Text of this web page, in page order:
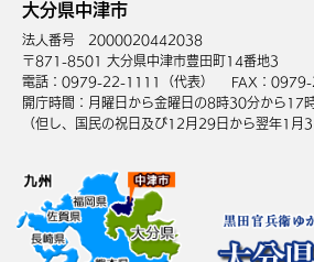
サイトマップ
中津市へのアクセス
大分県中津市
法人番号 2000020442038
〒871-8501 大分県中津市豊田町14番地3
電話：0979-22-1111（代表）
FAX：0979-
開庁時間：月曜日から金曜日の8時30分から17
（但し、国民の祝日及び12月29日から翌年1月3